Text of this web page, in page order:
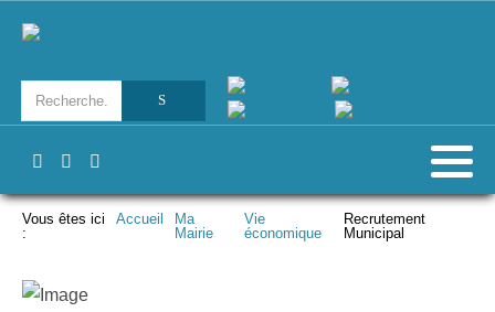
Vous êtes ici
:
Accueil
Ma
Mairie
Vie
économique
Recrutement
Municipal